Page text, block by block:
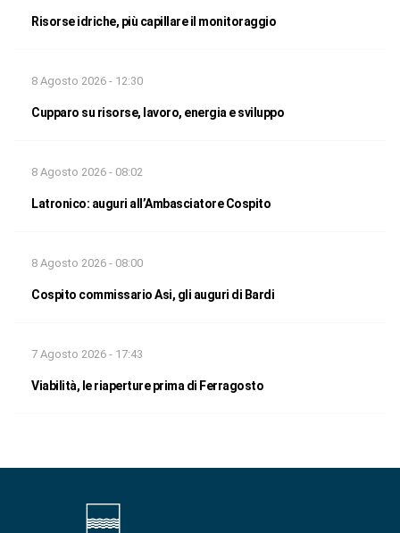
Risorse idriche, più capillare il monitoraggio
8 Agosto 2026 - 12:30
Cupparo su risorse, lavoro, energia e sviluppo
8 Agosto 2026 - 08:02
Latronico: auguri all’Ambasciatore Cospito
8 Agosto 2026 - 08:00
Cospito commissario Asi, gli auguri di Bardi
7 Agosto 2026 - 17:43
Viabilità, le riaperture prima di Ferragosto